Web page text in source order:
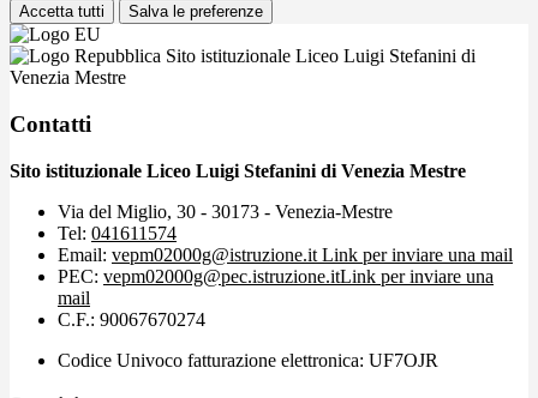
Accetta tutti Salva le preferenze
Sito istituzionale Liceo Luigi Stefanini di
Venezia Mestre
Contatti
Sito istituzionale Liceo Luigi Stefanini di Venezia Mestre
Via del Miglio, 30 - 30173 - Venezia-Mestre
Tel: 041611574
Email: vepm02000g@istruzione.it Link per inviare una mail
PEC: vepm02000g@pec.istruzione.itLink per inviare una
mail
C.F.: 90067670274
Codice Univoco fatturazione elettronica: UF7OJR